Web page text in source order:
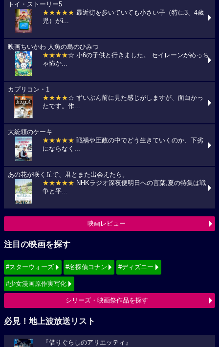
トイ・ストーリー5
★★★★★ 最近街を歩いていても小さい子（特に3、4歳
児）がi...
映画ちいかわ 人魚の島のひみつ
★★★★☆ 小6の子供と行きました。 セイレーンがめっち
ゃ怖か...
カプリコン・1
★★★★☆ ずいぶん前に見た感じがしますが、面白かっ
たです。作...
大統領のケーキ
★★★★★ 戦禍や圧政の中でどう生きていくのか、下劣
にならなく...
あの花が咲く丘で、君とまた出会えたら。
★★★★★ NHKラジオ深夜便明日への言葉,夏の特集は戦
争と平...
映画レビュー
注目の映画を探す
#スターウォーズ #名探偵コナン #ディズニー
#少女漫画原作実写化
シリーズ・映画祭作品を探す
必見！地上波放送リスト
『借りぐらしのアリエッティ』